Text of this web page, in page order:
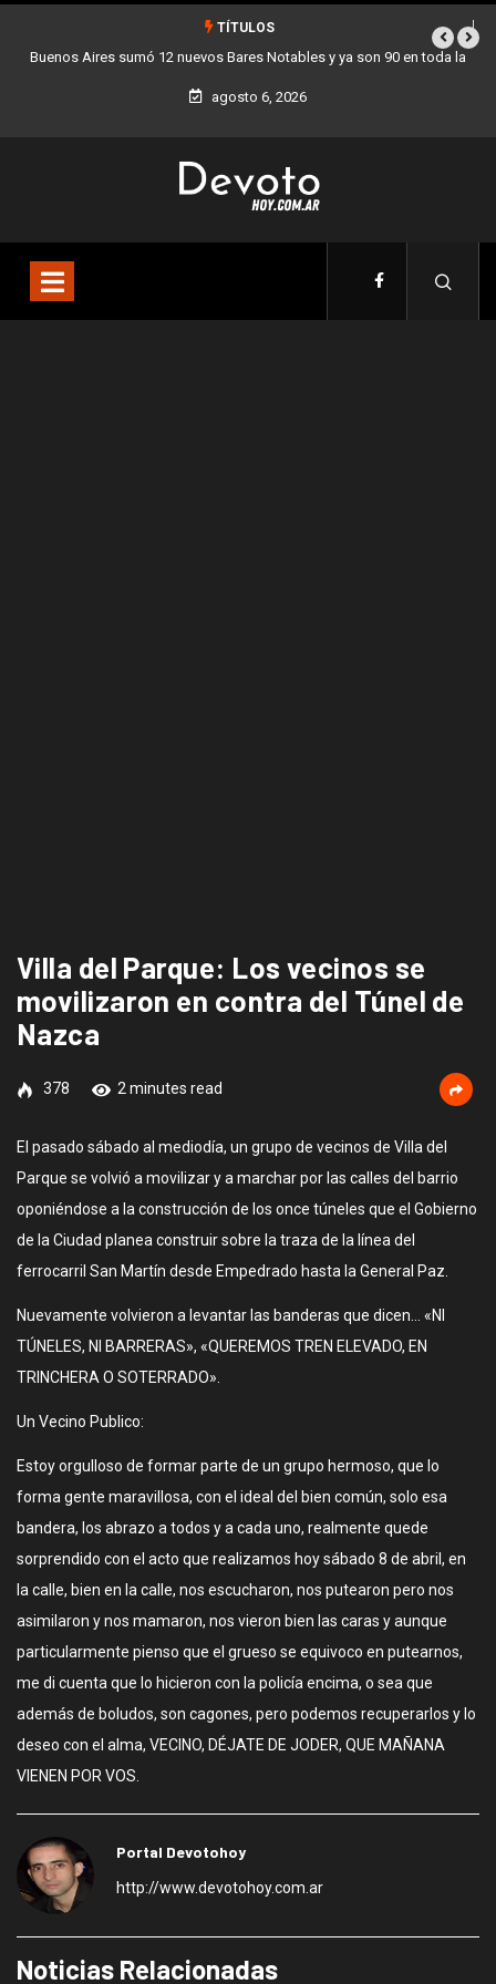
TÍTULOS
Buenos Aires sumó 12 nuevos Bares Notables y ya son 90 en toda la
Ciudad
agosto 6, 2026
Villa del Parque: Los vecinos se
movilizaron en contra del Túnel de
Nazca
378 2 minutes read
El pasado sábado al mediodía, un grupo de vecinos de Villa del
Parque se volvió a movilizar y a marchar por las calles del barrio
oponiéndose a la construcción de los once túneles que el Gobierno
de la Ciudad planea construir sobre la traza de la línea del
ferrocarril San Martín desde Empedrado hasta la General Paz.
Nuevamente volvieron a levantar las banderas que dicen… «NI
TÚNELES, NI BARRERAS», «QUEREMOS TREN ELEVADO, EN
TRINCHERA O SOTERRADO».
Un Vecino Publico:
Estoy orgulloso de formar parte de un grupo hermoso, que lo
forma gente maravillosa, con el ideal del bien común, solo esa
bandera, los abrazo a todos y a cada uno, realmente quede
sorprendido con el acto que realizamos hoy sábado 8 de abril, en
la calle, bien en la calle, nos escucharon, nos putearon pero nos
asimilaron y nos mamaron, nos vieron bien las caras y aunque
particularmente pienso que el grueso se equivoco en putearnos,
me di cuenta que lo hicieron con la policía encima, o sea que
además de boludos, son cagones, pero podemos recuperarlos y lo
deseo con el alma, VECINO, DÉJATE DE JODER, QUE MAÑANA
VIENEN POR VOS.
Portal Devotohoy
http://www.devotohoy.com.ar
Noticias Relacionadas